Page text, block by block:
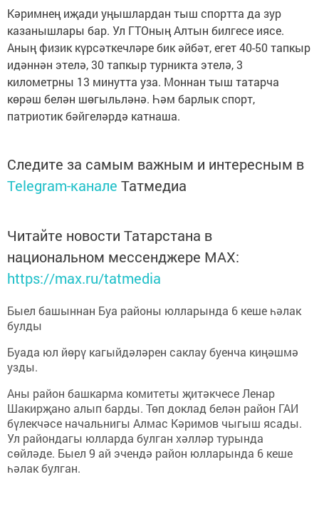
Кәримнең иҗади уңышлардан тыш спортта да зур
казанышлары бар. Ул ГТОның Алтын билгесе иясе.
Аның физик күрсәткечләре бик әйбәт, егет 40-50 тапкыр
идәннән этелә, 30 тапкыр турникта этелә, 3
километрны 13 минутта уза. Моннан тыш татарча
көрәш белән шөгыльләнә. Һәм барлык спорт,
патриотик бәйгеләрдә катнаша.
Следите за самым важным и интересным в
Telegram-канале Татмедиа
Читайте новости Татарстана в
национальном мессенджере MАХ:
https://max.ru/tatmedia
Быел башыннан Буа районы юлларында 6 кеше һәлак
булды
Буада юл йөрү кагыйдәләрен саклау буенча киңәшмә
узды.
Аны район башкарма комитеты җитәкчесе Ленар
Шакирҗано алып барды. Төп доклад белән район ГАИ
бүлекчәсе начальнигы Алмас Кәримов чыгыш ясады.
Ул райондагы юлларда булган хәлләр турында
сөйләде. Быел 9 ай эчендә район юлларында 6 кеше
һәлак булган.